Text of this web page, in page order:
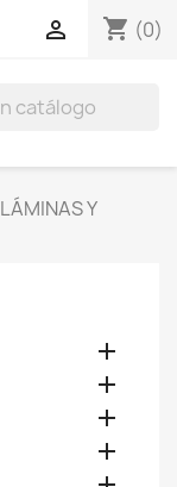
shopping_cart (0)

LÁMINAS Y



